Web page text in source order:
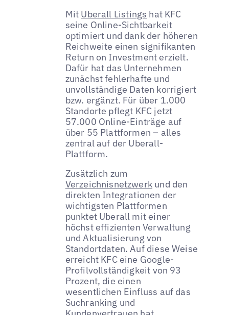
Mit Uberall Listings hat KFC
seine Online-Sichtbarkeit
optimiert und dank der höheren
Reichweite einen signifikanten
Return on Investment erzielt.
Dafür hat das Unternehmen
zunächst fehlerhafte und
unvollständige Daten korrigiert
bzw. ergänzt. Für über 1.000
Standorte pflegt KFC jetzt
57.000 Online-Einträge auf
über 55 Plattformen – alles
zentral auf der Uberall-
Plattform.
Zusätzlich zum
Verzeichnisnetzwerk und den
direkten Integrationen der
wichtigsten Plattformen
punktet Uberall mit einer
höchst effizienten Verwaltung
und Aktualisierung von
Standortdaten. Auf diese Weise
erreicht KFC eine Google-
Profilvollständigkeit von 93
Prozent, die einen
wesentlichen Einfluss auf das
Suchranking und